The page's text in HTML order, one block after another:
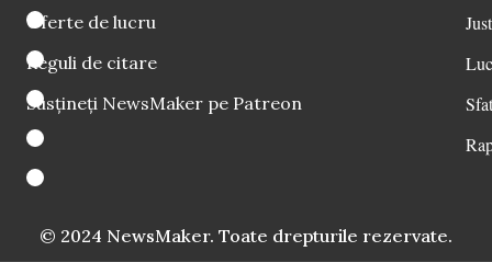
Oferte de lucru
Reguli de citare
Susțineți NewsMaker pe Patreon
© 2024 NewsMaker. Toate drepturile rezervate.